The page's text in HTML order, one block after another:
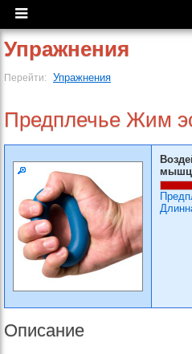
Упражнения
Перейти: Упражнения
Предплечье Жим
Описание